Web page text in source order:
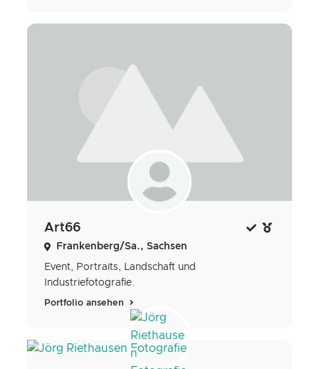
Art66
Frankenberg/Sa., Sachsen
Event, Portraits, Landschaft und
Industriefotografie.
Portfolio ansehen